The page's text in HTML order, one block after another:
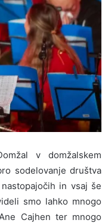
v domžalskem
sodelovanje društva
in vsaj še
smo lahko mnogo
Cajhen ter mnogo